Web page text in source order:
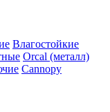
Влагостойкие
Orcal (металл)
Cannopy